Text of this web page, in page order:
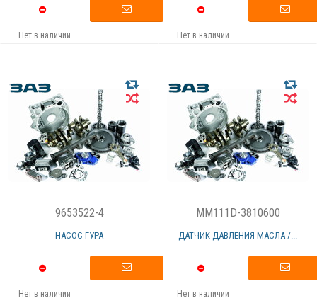
Нет в наличии Нет в наличии
9653522-4
НАСОС ГУРА
Нет в наличии
MM111D-3810600
ДАТЧИК ДАВЛЕНИЯ МАСЛА /...
Нет в наличии